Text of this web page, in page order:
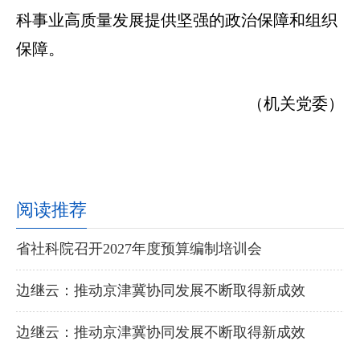
科事业高质量发展提供坚强的政治保障和组织
保障。
（机关党委）
阅读推荐
省社科院召开2027年度预算编制培训会
边继云：推动京津冀协同发展不断取得新成效
边继云：推动京津冀协同发展不断取得新成效